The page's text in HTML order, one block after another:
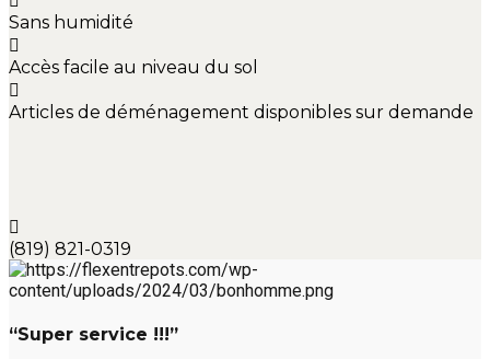
Sans humidité
Accès facile au niveau du sol
Articles de déménagement disponibles sur demande
(819) 821-0319
“Super service !!!”